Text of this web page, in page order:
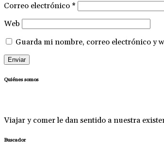
Correo electrónico *
Web
Guarda mi nombre, correo electrónico y
Quiénes somos
Viajar y comer le dan sentido a nuestra
Buscador